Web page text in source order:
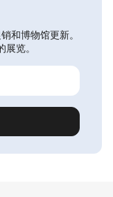
和博物馆更新。
览。